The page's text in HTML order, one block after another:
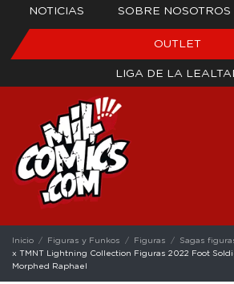
NOTICIAS SOBRE NOSOTROS
OUTLET
LIGA DE LA
Inicio Figuras y Funkos Figuras Sagas
x TMNT Lightning Collection Figuras 2022 Foot
Morphed Raphael